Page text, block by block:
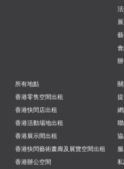
所有地點
香港零售空間出租
香港快閃店出租
香港活動場地出租
香港展示間出租
香港快閃藝術畫廊及展覽空間出租
香港辦公空間